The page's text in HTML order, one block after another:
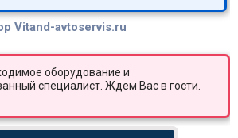
Vitand-avtoservis.ru
оборудование и
специалист. Ждем Вас в гости.